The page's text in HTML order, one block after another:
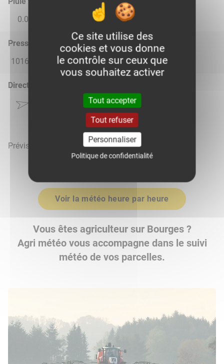
0.0
0.0
Pression atmosphérique (hPa)
1016.0
1014.0 1015.0 1016.0 1017.0
Direction du vent
Prévisions météo mises à jour le 8 août 2026 à 21h
Voir la météo heure par heure
Vous êtes agriculteur sur Bourges ?
Agri météo vous accompagne dans le suivi
météo de vos parcelles.
Ce site utilise des
cookies et vous donne
le contrôle sur ceux que
vous souhaitez activer
Tout accepter
Tout refuser
Personnaliser
Politique de confidentialité